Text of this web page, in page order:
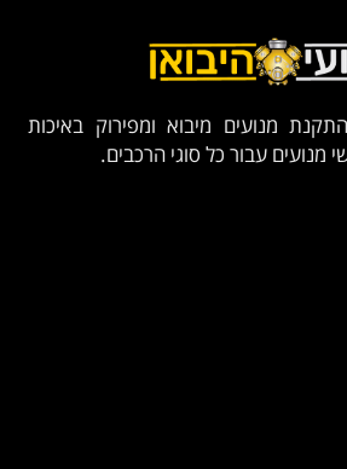
מנועים מיבוא ומפירוק באיכות
מנועים עבור כל סוגי הרכבים.